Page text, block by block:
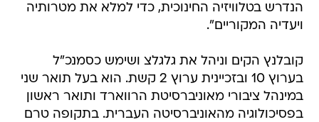
הנדרש בטלוויזיה החינוכית, כדי למלא את מטרותיה
ויעדיה המקוריים".
קובלנץ הקים וניהל את גלגלצ ושימש כסמנכ"ל
בערוץ 10 ובזכיינית ערוץ 2 קשת. הוא בעל תואר שני
במינהל ציבורי מאוניברסיטת הרווארד ותואר ראשון
בפסיכולוגיה מהאוניברסיטה העברית. בתקופה טרם